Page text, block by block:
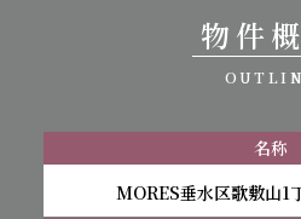
物件
名称
MORES垂水区歌敷山1